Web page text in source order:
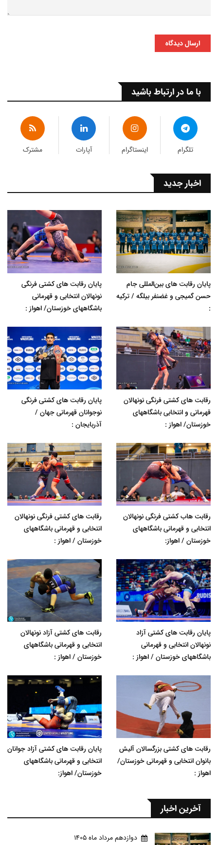
ارسال دیدگاه
با ما در ارتباط باشید
تلگرام اینستاگرام آپارات مشترک
اخبار جدید
پایان رقابت های بین‌المللی جام
حسن گمیجی و غضنفر بیلگه / ترکیه
:
پایان رقابت های کشتی فرنگی
نونهالان انتخابی و قهرمانی
باشگاههای خوزستان/ اهواز :
رقابت های کشتی فرنگی نونهالان
قهرمانی و انتخابی باشگاههای
خوزستان/ اهواز :
پایان رقابت های کشتی فرنگی
نوجوانان قهرمانی جهان /
آذربایجان :
رقابت هاب کشتی فرنگی نونهالان
انتخابی و قهرمانی باشگاههای
خوزستان / اهواز:
رقابت های کشتی فرنگی نونهالان
انتخابی و قهرمانی باشگاههای
خوزستان / اهواز :
پایان رقابت های کشتی آزاد
نونهالان انتخابی و قهرمانی
باشگاههای خوزستان / اهواز :
رقابت های کشتی آزاد نونهالان
انتخابی و قهرمانی باشگاههای
خوزستان / اهواز :
رقابت های کشتی بزرگسالان آلیش
بانوان انتخابی و قهرمانی خوزستان/
اهواز :
پایان رقابت های کشتی آزاد جوانان
انتخابی و قهرمانی باشگاههای
خوزستان/ اهواز:
آخرین اخبار
دوازدهم مرداد ماه 1405